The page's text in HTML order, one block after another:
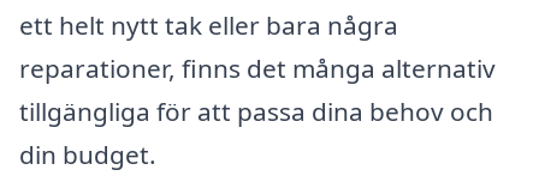
ett helt nytt tak eller bara några
reparationer, finns det många alternativ
tillgängliga för att passa dina behov och
din budget.